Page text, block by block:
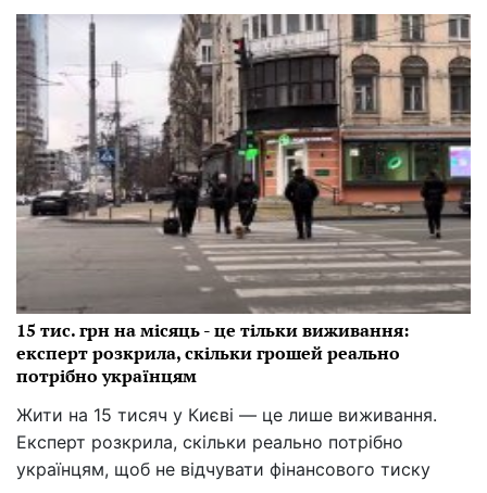
15 тис. грн на місяць - це тільки виживання:
експерт розкрила, скільки грошей реально
потрібно українцям
Жити на 15 тисяч у Києві — це лише виживання.
Експерт розкрила, скільки реально потрібно
українцям, щоб не відчувати фінансового тиску